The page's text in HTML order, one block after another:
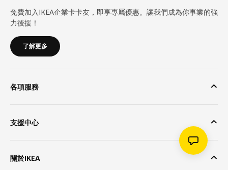
免費加入IKEA企業卡卡友，即享專屬優惠。讓我們成為你事業的強
力後援！
了解更多
各項服務
支援中心
關於IKEA